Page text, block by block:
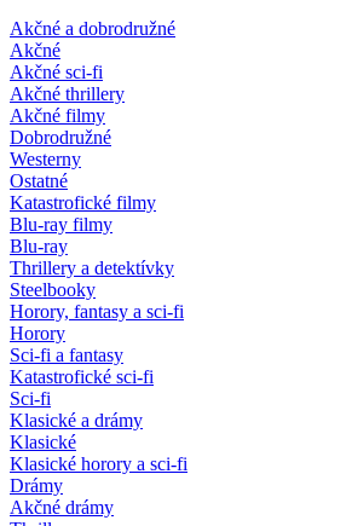
Akčné a dobrodružné
Akčné
Akčné sci-fi
Akčné thrillery
Akčné filmy
Dobrodružné
Westerny
Ostatné
Katastrofické filmy
Blu-ray filmy
Blu-ray
Thrillery a detektívky
Steelbooky
Horory, fantasy a sci-fi
Horory
Sci-fi a fantasy
Katastrofické sci-fi
Sci-fi
Klasické a drámy
Klasické
Klasické horory a sci-fi
Drámy
Akčné drámy